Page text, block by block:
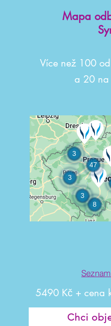
Mapa
Více než 100
a 20 na
5490 Kč + cena
Chci